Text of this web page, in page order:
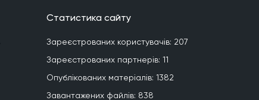
Статистика сайту
Зареєстрованих користувачiв: 207
Зареєстрованих партнерiв: 11
Опублiкованих матерiалiв: 1382
Завантажених файлiв: 838